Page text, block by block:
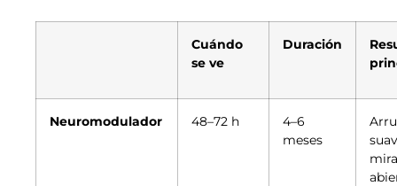
Cuándo
se ve
Duración
Neuromodulador 48–72 h
4–6
meses